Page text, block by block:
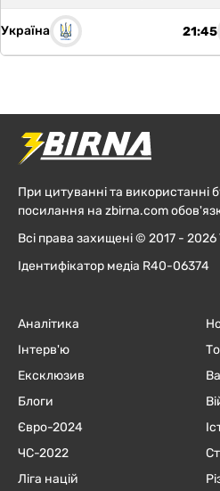
Україна 21:45
При цитуванні та використанні
посилання на zbirna.com
Всі права захищені © 2017 -
Ідентифікатор медіа R40-06374
Аналітика
Інтерв'ю
Ексклюзив
Блоги
Євро-2024
ЧC-2022
Ліга націй